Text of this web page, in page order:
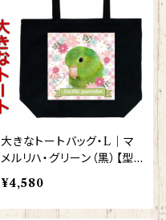
大きなトートバッグ・L｜マ
メルリハ・グリーン（黒）【型
番 BL-135】KYAPIArt き
ゃぴあーと
¥4,580